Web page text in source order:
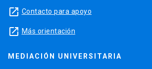
launch Contacto para apoyo
launch Más orientación
MEDIACIÓN UNIVERSITARIA